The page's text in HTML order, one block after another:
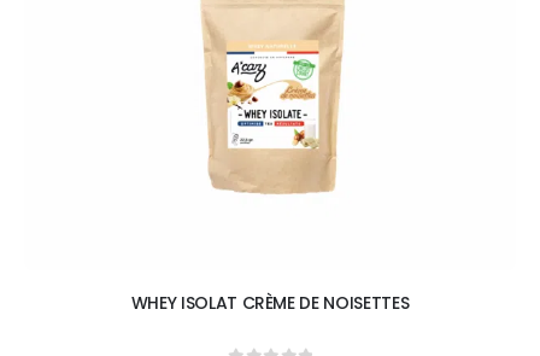
WHEY ISOLAT CRÈME DE NOISETTES